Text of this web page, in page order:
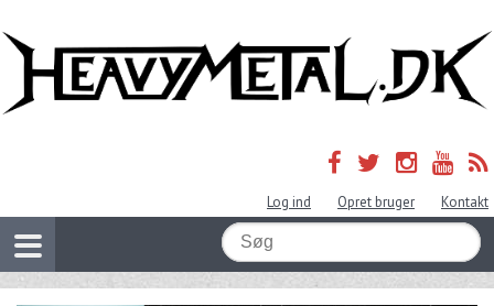
Log ind Opret bruger Kontakt